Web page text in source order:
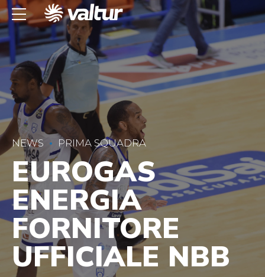
NEWS PRIMA SQUADRA
EUROGAS
ENERGIA
FORNITORE
UFFICIALE NBB